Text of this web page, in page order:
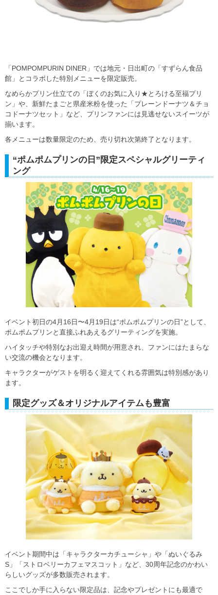
「POMPOMPURIN DINER」では地元・日出町の「すずらん食品
館」とコラボした特別メニューを限定販売。
なめらかプリン仕立ての「ぼくのお気に入り★とろける至福プリ
ン」や、新鮮たまごと県産米粉を使った「プレーンドーナツ＆チョ
コドーナツセット」など、プリンファンには見逃せないスイーツが
揃います。
各メニューは数量限定のため、売り切れ次第終了となります。
“ポムポムプリンの日”限定スペシャルグリーティ
ング
イベント初日の4月16日〜4月19日は“ポムポムプリンの日”として、
ポムポムプリンと直接ふれあえるグリーティングを実施。
ハイタッチや特別なお出迎え時間が用意され、ファンにはたまらな
い交流の機会となります。
キャラクターがゲストを明るく迎えてくれる雰囲気は特別感があり
ます。
限定グッズ＆オリジナルアイテムも豊富
イベント期間中は「キャラクターカチューシャ」や「ぬいぐるみ
S」「ストロベリーカフェマスコット」など、30周年記念のかわい
らしいグッズが多数販売されます。
ここでしか手に入らない限定品は、記念やプレゼントにも最適で